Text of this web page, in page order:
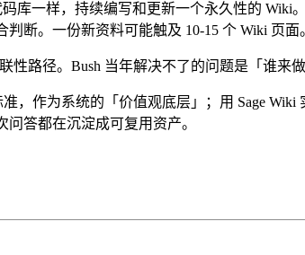
库一样，持续编写和更新一个永久性的
断。一份新资料可能触及 10-15 个 Wiki 页面
路径。Bush 当年解决不了的问题是「谁来
，作为系统的「价值观底层」；用 Sage
答都在沉淀成可复用资产。